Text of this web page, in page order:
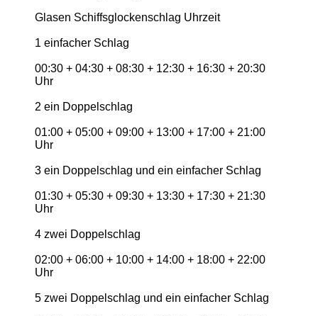
Glasen Schiffsglockenschlag Uhrzeit
1 einfacher Schlag
00:30 + 04:30 + 08:30 + 12:30 + 16:30 + 20:30
Uhr
2 ein Doppelschlag
01:00 + 05:00 + 09:00 + 13:00 + 17:00 + 21:00
Uhr
3 ein Doppelschlag und ein einfacher Schlag
01:30 + 05:30 + 09:30 + 13:30 + 17:30 + 21:30
Uhr
4 zwei Doppelschlag
02:00 + 06:00 + 10:00 + 14:00 + 18:00 + 22:00
Uhr
5 zwei Doppelschlag und ein einfacher Schlag